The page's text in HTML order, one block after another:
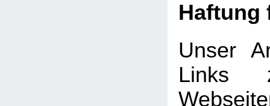
Haftung
Unser
Links